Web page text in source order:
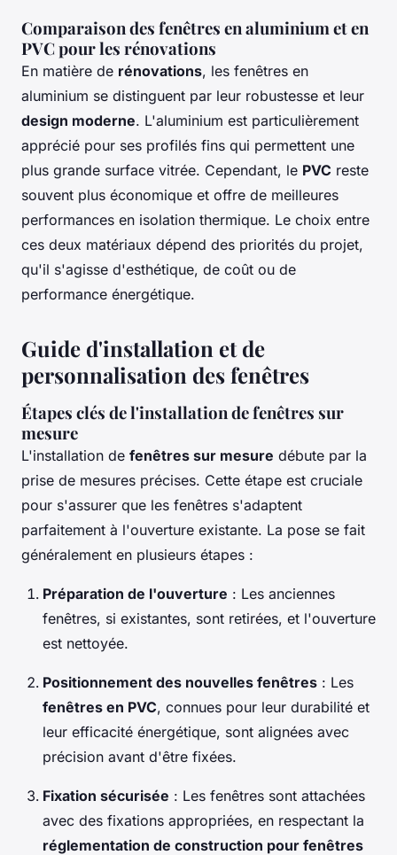
Comparaison des fenêtres en aluminium et en
PVC pour les rénovations
En matière de rénovations, les fenêtres en
aluminium se distinguent par leur robustesse et leur
design moderne. L'aluminium est particulièrement
apprécié pour ses profilés fins qui permettent une
plus grande surface vitrée. Cependant, le PVC reste
souvent plus économique et offre de meilleures
performances en isolation thermique. Le choix entre
ces deux matériaux dépend des priorités du projet,
qu'il s'agisse d'esthétique, de coût ou de
performance énergétique.
Guide d'installation et de
personnalisation des fenêtres
Étapes clés de l'installation de fenêtres sur
mesure
L'installation de fenêtres sur mesure débute par la
prise de mesures précises. Cette étape est cruciale
pour s'assurer que les fenêtres s'adaptent
parfaitement à l'ouverture existante. La pose se fait
généralement en plusieurs étapes :
Préparation de l'ouverture : Les anciennes
fenêtres, si existantes, sont retirées, et l'ouverture
est nettoyée.
Positionnement des nouvelles fenêtres : Les
fenêtres en PVC, connues pour leur durabilité et
leur efficacité énergétique, sont alignées avec
précision avant d'être fixées.
Fixation sécurisée : Les fenêtres sont attachées
avec des fixations appropriées, en respectant la
réglementation de construction pour fenêtres